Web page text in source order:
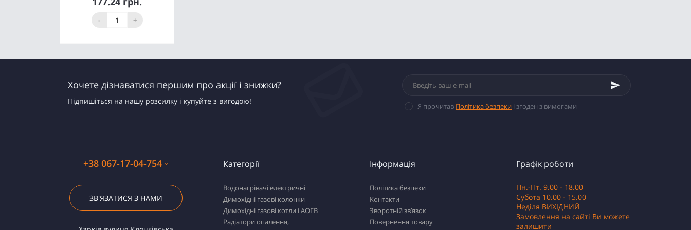
- +
Купити
Хочете дізнаватися першим про акції і знижки?
Підпишіться на нашу розсилку і купуйте з вигодою!
Я прочитав Політика безпеки і згоден з вимогами
+38 067-17-04-754
ЗВ'ЯЗАТИСЯ З НАМИ
Категорії
Водонагрівачі електричні
Димохідні газові колонки
Димохідні газові котли і АОГВ
Радіатори опалення,
Інформація
Політика безпеки
Контакти
Зворотній зв’язок
Повернення товару
Графік роботи
Пн.-Пт. 9.00 - 18.00
Субота 10.00 - 15.00
Неділя ВИХІДНИЙ
Замовлення на сайті Ви можете
залишити